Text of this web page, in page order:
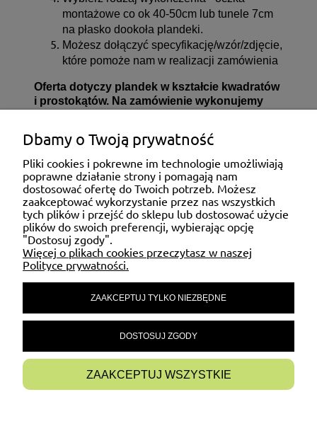
montażowe co ok 40-50cm lub tunele 7cm
na płasko dookoła plandeki.
Możesz dołączyć specyfikację/wzór/zdjęcie,
które pomoże nam w realizacji zamówienia
Oferta dotyczy plandek w kształcie kwadratów
i prostokątów. Na zamówienie wykonujemy
ZAKUPY
MOJE KONTO
POMOC
MATERIAŁY INFORMACYJNE
INFORMACJE
Dbamy o Twoją prywatność
Pliki cookies i pokrewne im technologie umożliwiają
poprawne działanie strony i pomagają nam
dostosować ofertę do Twoich potrzeb. Możesz
zaakceptować wykorzystanie przez nas wszystkich
tych plików i przejść do sklepu lub dostosować użycie
plików do swoich preferencji, wybierając opcję
"Dostosuj zgody".
Więcej o plikach cookies przeczytasz w naszej
Polityce prywatności.
ZAAKCEPTUJ TYLKO NIEZBĘDNE
DOSTOSUJ ZGODY
ZAAKCEPTUJ WSZYSTKIE